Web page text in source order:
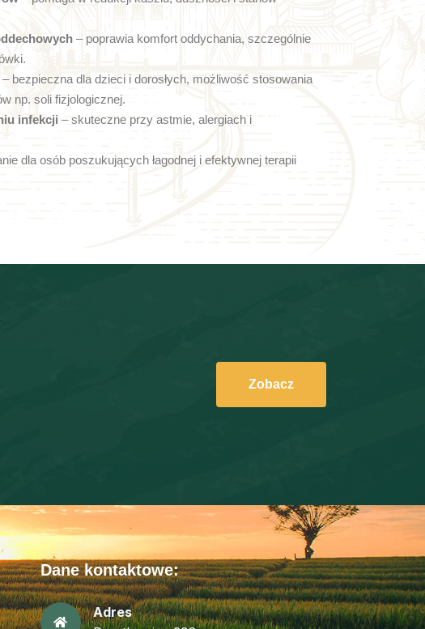
– poprawia komfort oddychania, szczególnie
– bezpieczna dla dzieci i dorosłych, możliwość stosowania
np. soli fizjologicznej.
infekcji – skuteczne przy astmie, alergiach i
dla osób poszukujących łagodnej i efektywnej terapii
Zobacz
Dane kontaktowe:
Adres